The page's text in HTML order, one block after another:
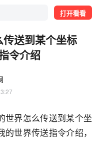
打开看看
送到某个坐标
令介绍
世界怎么传送到某个坐
世界传送指令介绍，